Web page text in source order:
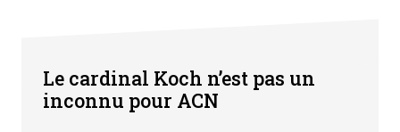
Einsiedeln ©ACN
Le cardinal Koch n’est pas un
inconnu pour ACN